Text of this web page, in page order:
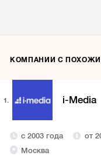
КОМПАНИИ С
1. i-Media
с 2003 года
от
Москва